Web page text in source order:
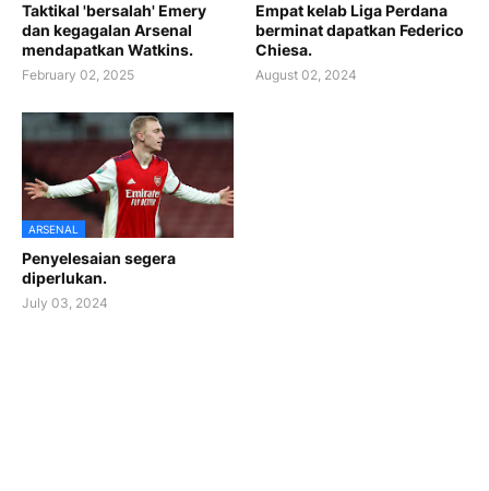
Taktikal 'bersalah' Emery
dan kegagalan Arsenal
mendapatkan Watkins.
February 02, 2025
Empat kelab Liga Perdana
berminat dapatkan Federico
Chiesa.
August 02, 2024
ARSENAL
Penyelesaian segera
diperlukan.
July 03, 2024